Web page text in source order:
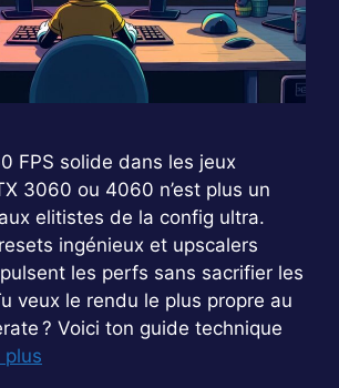
FPS solide dans les jeux
3060 ou 4060 n’est plus un
elitistes de la config ultra.
ingénieux et upscalers
les perfs sans sacrifier les
veux le rendu le plus propre au
? Voici ton guide technique
plus